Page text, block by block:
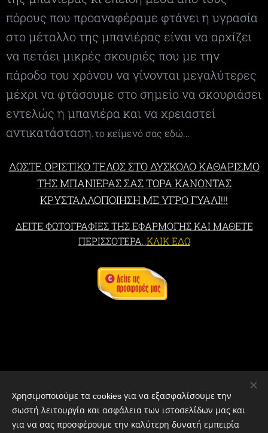
πόρους που προαναφέραμε φτάνει η υγρασία
στο μέταλλο της μπανιέρας είναι να αρχίζει
να πετάει μικρές σκουριές που με την
πάροδο του χρόνου να γίνονται μεγαλύτερες
μέχρι να φτάσουμε στο σημείο να σκουριάσει
εντελώς η μπανιέρα και να χρειαστεί
αντικατάσταση.το κείμενό σας εδώ...
ΔΩΣΤΕ ΟΡΙΣΤΙΚΟ ΤΕΛΟΣ ΣΤΟ ΔΥΣΚΟΛΟ ΚΑΘΑΡΙΣΜΟ
ΤΗΣ ΜΠΑΝΙΕΡΑΣ ΣΑΣ ΤΩΡΑ ΚΑΝΟΝΤΑΣ
ΚΡΥΣΤΑΛΛΟΠΟΙΗΣΗ ΜΕ ΥΓΡΟ ΓΥΑΛΙ!!!
ΔΕΙΤΕ ΦΩΤΟΓΡΑΦΙΕΣ ΤΗΣ ΕΦΑΡΜΟΓΗΣ ΚΑΙ ΜΑΘΕΤΕ
ΠΕΡΙΣΣΟΤΕΡΑ..ΚΛΙΚ ΕΔΩ
Χρησιμοποιούμε τα cookies για να εξασφαλίσουμε την
σωστή λειτουργία και ασφάλεια των ιστοσελίδων μας και
για να σας προσφέρουμε την καλύτερη δυνατή εμπειρία